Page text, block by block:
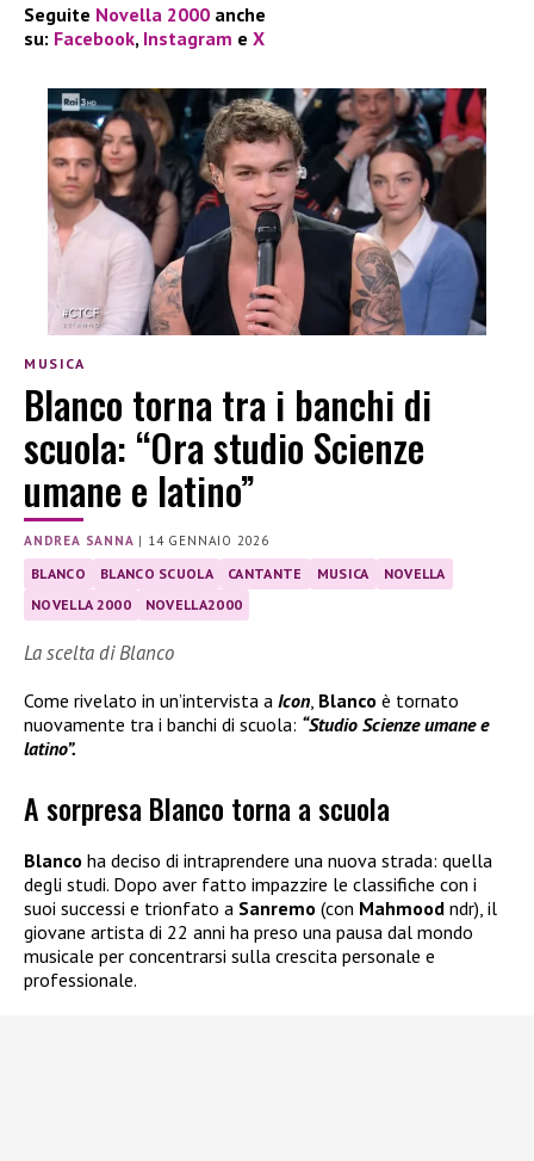
Seguite Novella 2000 anche
su: Facebook, Instagram e X
MUSICA
Blanco torna tra i banchi di
scuola: “Ora studio Scienze
umane e latino”
ANDREA SANNA | 14 GENNAIO 2026
BLANCO BLANCO SCUOLA CANTANTE MUSICA
NOVELLA
NOVELLA 2000
NOVELLA2000
La scelta di Blanco
Come rivelato in un’intervista a Icon, Blanco è tornato
nuovamente tra i banchi di scuola: “Studio Scienze umane e
latino”.
A sorpresa Blanco torna a scuola
Blanco ha deciso di intraprendere una nuova strada: quella
degli studi. Dopo aver fatto impazzire le classifiche con i
suoi successi e trionfato a Sanremo (con Mahmood ndr), il
giovane artista di 22 anni ha preso una pausa dal mondo
musicale per concentrarsi sulla crescita personale e
professionale.